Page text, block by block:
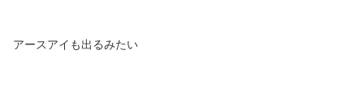
アースアイも出るみたい